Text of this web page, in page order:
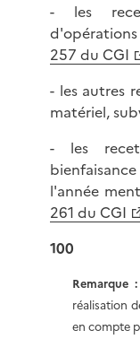
- les
257 du CGI
- les autres
matériel,
- les
l'année
261 du CGI
100
Remarque :
réalisation
en compte